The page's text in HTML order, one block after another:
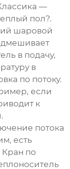
—
пол?.
шаровой
в подачу,
в
по потоку.
если
к
потока
есть
по